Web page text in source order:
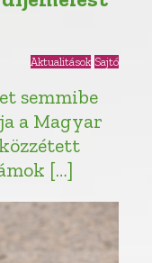
Aktualitások Sajtó
semmibe
a Magyar
[…]